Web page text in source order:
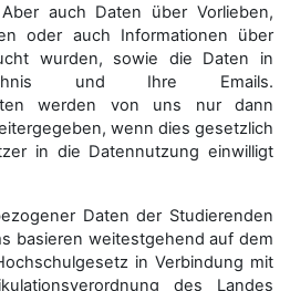
auch Daten über Vorlieben,
oder auch Informationen über
wurden, sowie die Daten in
und Ihre Emails.
werden von uns nur dann
wenn dies gesetzlich
in die Datennutzung einwilligt
Daten der Studierenden
basieren weitestgehend auf dem
in Verbindung mit
des Landes